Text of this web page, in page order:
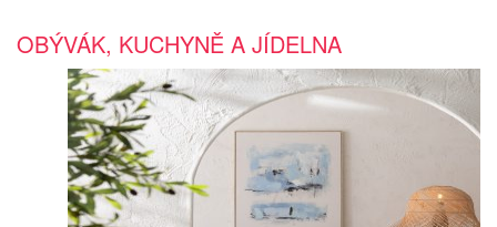
OBÝVÁK, KUCHYNĚ A JÍDELNA